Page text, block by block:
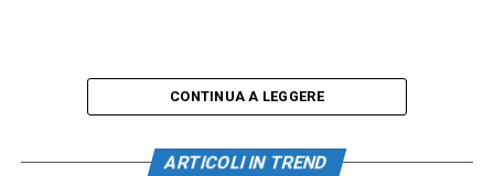
CONTINUA A LEGGERE
ARTICOLI IN TREND